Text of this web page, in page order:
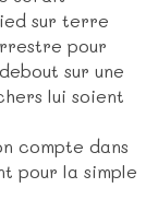
sur terre
pour
sur une
lui soient
compte dans
pour la simple